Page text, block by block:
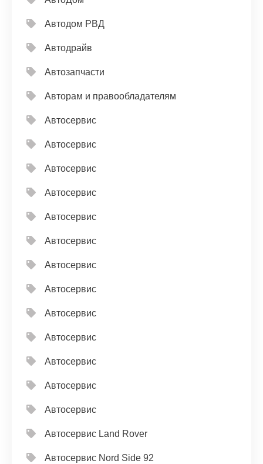
Автодом РВД
Автодрайв
Автозапчасти
Авторам и правообладателям
Автосервис
Автосервис
Автосервис
Автосервис
Автосервис
Автосервис
Автосервис
Автосервис
Автосервис
Автосервис
Автосервис
Автосервис
Автосервис
Автосервис Land Rover
Автосервис Nord Side 92